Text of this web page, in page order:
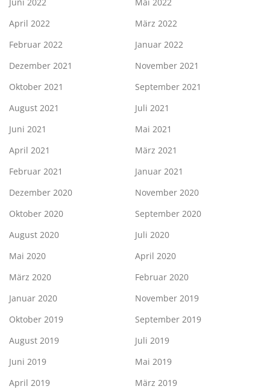
April 2022
März 2022
Februar 2022
Januar 2022
Dezember 2021
November 2021
Oktober 2021
September 2021
August 2021
Juli 2021
Juni 2021
Mai 2021
April 2021
März 2021
Februar 2021
Januar 2021
Dezember 2020
November 2020
Oktober 2020
September 2020
August 2020
Juli 2020
Mai 2020
April 2020
März 2020
Februar 2020
Januar 2020
November 2019
Oktober 2019
September 2019
August 2019
Juli 2019
Juni 2019
Mai 2019
April 2019
März 2019